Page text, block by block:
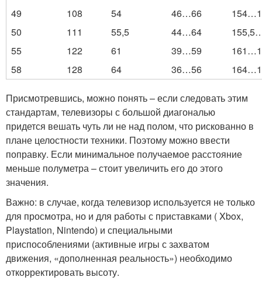
49
108 54 46…66
50
111 55,5 44…64
55
122 61 39…59
58
128 64 36…56
Присмотревшись, можно понять – если следовать этим
стандартам, телевизоры с большой диагональю
придется вешать чуть ли не над полом, что рискованно в
плане целостности техники. Поэтому можно ввести
поправку. Если минимальное получаемое расстояние
меньше полуметра – стоит увеличить его до этого
значения.
Важно: в случае, когда телевизор используется не только
для просмотра, но и для работы с приставками ( Xbox,
Playstation, Nintendo) и специальными
приспособлениями (активные игры с захватом
движения, «дополненная реальность») необходимо
откорректировать высоту.